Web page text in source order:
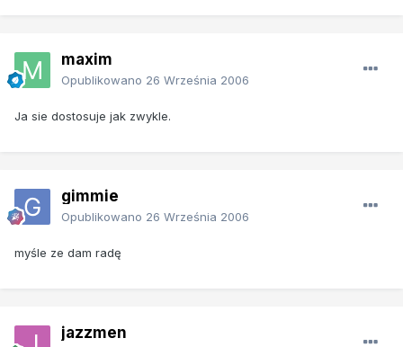
maxim
Opublikowano 26 Września 2006
Ja sie dostosuje jak zwykle.
gimmie
Opublikowano 26 Września 2006
myśle ze dam radę
jazzmen